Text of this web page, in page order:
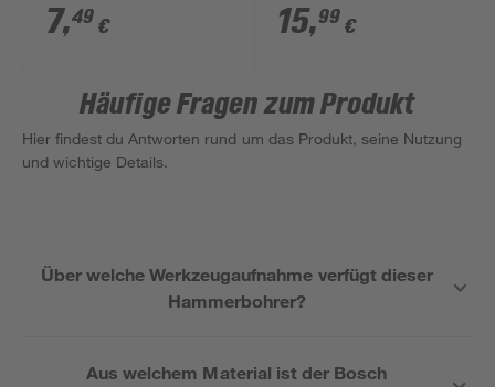
7,49 €
8 x 100 x 165 mm
15,99 €
Häufige Fragen zum Produkt
Hier findest du Antworten rund um das Produkt, seine Nutzung
und wichtige Details.
Über welche Werkzeugaufnahme verfügt dieser
Hammerbohrer?
Aus welchem Material ist der Bosch